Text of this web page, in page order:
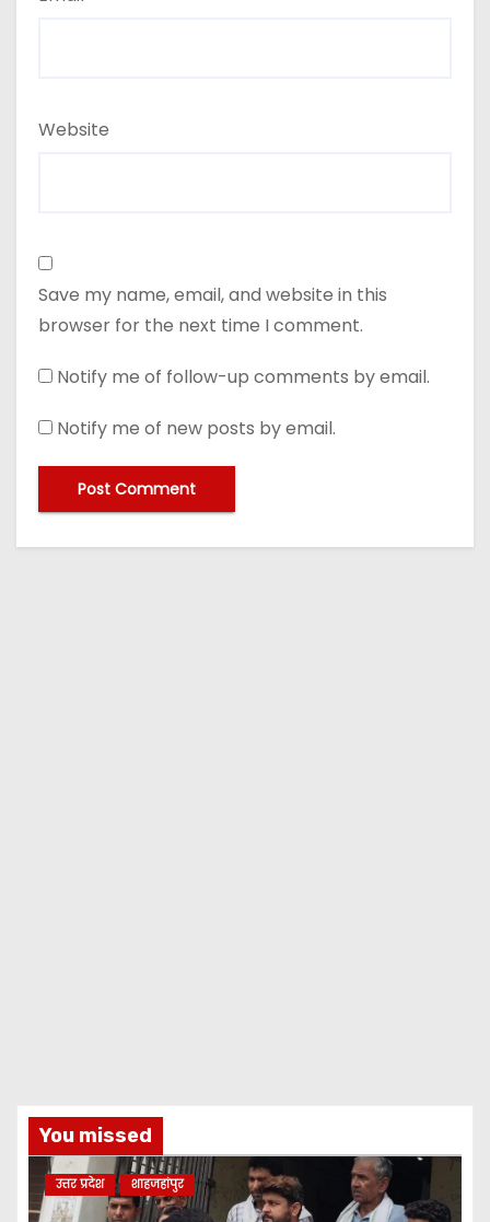
Website
Save my name, email, and website in this
browser for the next time I comment.
Notify me of follow-up comments by email.
Notify me of new posts by email.
You missed
उत्तर प्रदेश शाहजहांपुर